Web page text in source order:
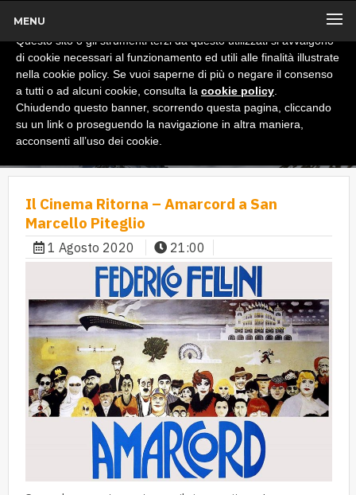
MENU
Il Cinema Ritorna – Amarcord a San
Marcello Piteglio
1 Agosto 2020 21:00
x
Informativa
Questo sito o gli strumenti terzi da questo utilizzati si avvalgono
di cookie necessari al funzionamento ed utili alle finalità illustrate
nella cookie policy. Se vuoi saperne di più o negare il consenso
a tutti o ad alcuni cookie, consulta la cookie policy
Chiudendo questo banner, scorrendo questa pagina, cliccando
su un link o proseguendo la navigazione in altra maniera,
acconsenti all’uso dei cookie.